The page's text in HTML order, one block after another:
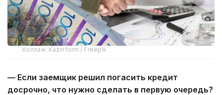
Коллаж: Kazinform / Freepik
— Если заемщик решил погасить кредит
досрочно, что нужно сделать в первую очередь?